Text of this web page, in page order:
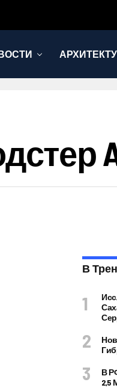
В
В
2,5